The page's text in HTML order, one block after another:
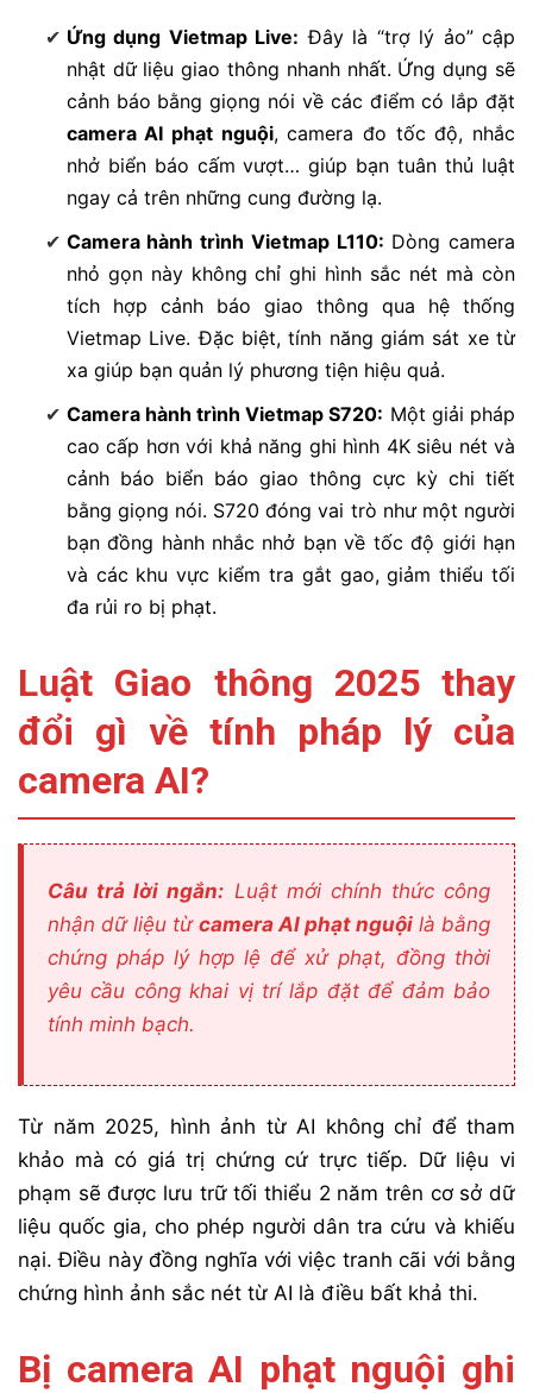
Ứng dụng Vietmap Live: Đây là “trợ lý ảo” cập
nhật dữ liệu giao thông nhanh nhất. Ứng dụng sẽ
cảnh báo bằng giọng nói về các điểm có lắp đặt
camera AI phạt nguội, camera đo tốc độ, nhắc
nhở biển báo cấm vượt… giúp bạn tuân thủ luật
ngay cả trên những cung đường lạ.
Camera hành trình Vietmap L110: Dòng camera
nhỏ gọn này không chỉ ghi hình sắc nét mà còn
tích hợp cảnh báo giao thông qua hệ thống
Vietmap Live. Đặc biệt, tính năng giám sát xe từ
xa giúp bạn quản lý phương tiện hiệu quả.
Camera hành trình Vietmap S720: Một giải pháp
cao cấp hơn với khả năng ghi hình 4K siêu nét và
cảnh báo biển báo giao thông cực kỳ chi tiết
bằng giọng nói. S720 đóng vai trò như một người
bạn đồng hành nhắc nhở bạn về tốc độ giới hạn
và các khu vực kiểm tra gắt gao, giảm thiểu tối
đa rủi ro bị phạt.
Luật Giao thông 2025 thay
đổi gì về tính pháp lý của
camera AI?
Câu trả lời ngắn: Luật mới chính thức công
nhận dữ liệu từ camera AI phạt nguội là bằng
chứng pháp lý hợp lệ để xử phạt, đồng thời
yêu cầu công khai vị trí lắp đặt để đảm bảo
tính minh bạch.
Từ năm 2025, hình ảnh từ AI không chỉ để tham
khảo mà có giá trị chứng cứ trực tiếp. Dữ liệu vi
phạm sẽ được lưu trữ tối thiểu 2 năm trên cơ sở dữ
liệu quốc gia, cho phép người dân tra cứu và khiếu
nại. Điều này đồng nghĩa với việc tranh cãi với bằng
chứng hình ảnh sắc nét từ AI là điều bất khả thi.
Bị camera AI phạt nguội ghi